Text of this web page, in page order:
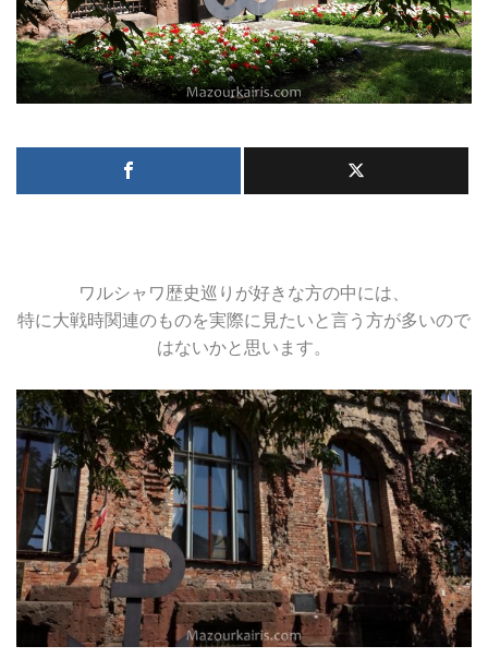
ワルシャワ歴史巡りが好きな方の中には、
特に大戦時関連のものを実際に見たいと言う方が多いので
はないかと思います。